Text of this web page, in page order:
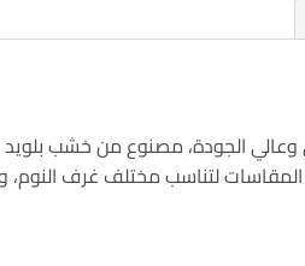
من خشب بلويد متين بسمك 18 سم. يتميز بالمتانة والصلابة، مع ظهرية مبطنة
لتناسب مختلف غرف النوم، ويأتي